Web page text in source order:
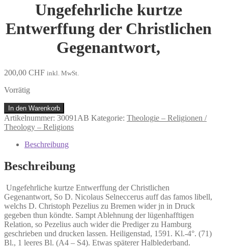
Ungefehrliche kurtze
Entwerffung der Christlichen
Gegenantwort,
200,00 CHF inkl. MwSt.
Vorrätig
Ungefehrliche
kurtze
Entwerffung
Christlichen
Menge
In den Warenkorb
Artikelnummer: 30091AB Kategorie: Theologie – Religionen /
Theology – Religions
Beschreibung
Beschreibung
Ungefehrliche kurtze Entwerffung der Christlichen
Gegenantwort, So D. Nicolaus Selneccerus auff das famos libell,
welchs D. Christoph Pezelius zu Bremen wider jn in Druck
gegeben thun köndte. Sampt Ablehnung der lügenhafftigen
Relation, so Pezelius auch wider die Prediger zu Hamburg
geschrieben und drucken lassen. Heiligenstad, 1591. Kl.-4°. (71)
Bl., 1 leeres Bl. (A4 – S4). Etwas späterer Halblederband.